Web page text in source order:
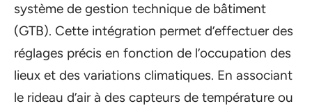
système de gestion technique de bâtiment
(GTB). Cette intégration permet d’effectuer des
réglages précis en fonction de l’occupation des
lieux et des variations climatiques. En associant
le rideau d’air à des capteurs de température ou